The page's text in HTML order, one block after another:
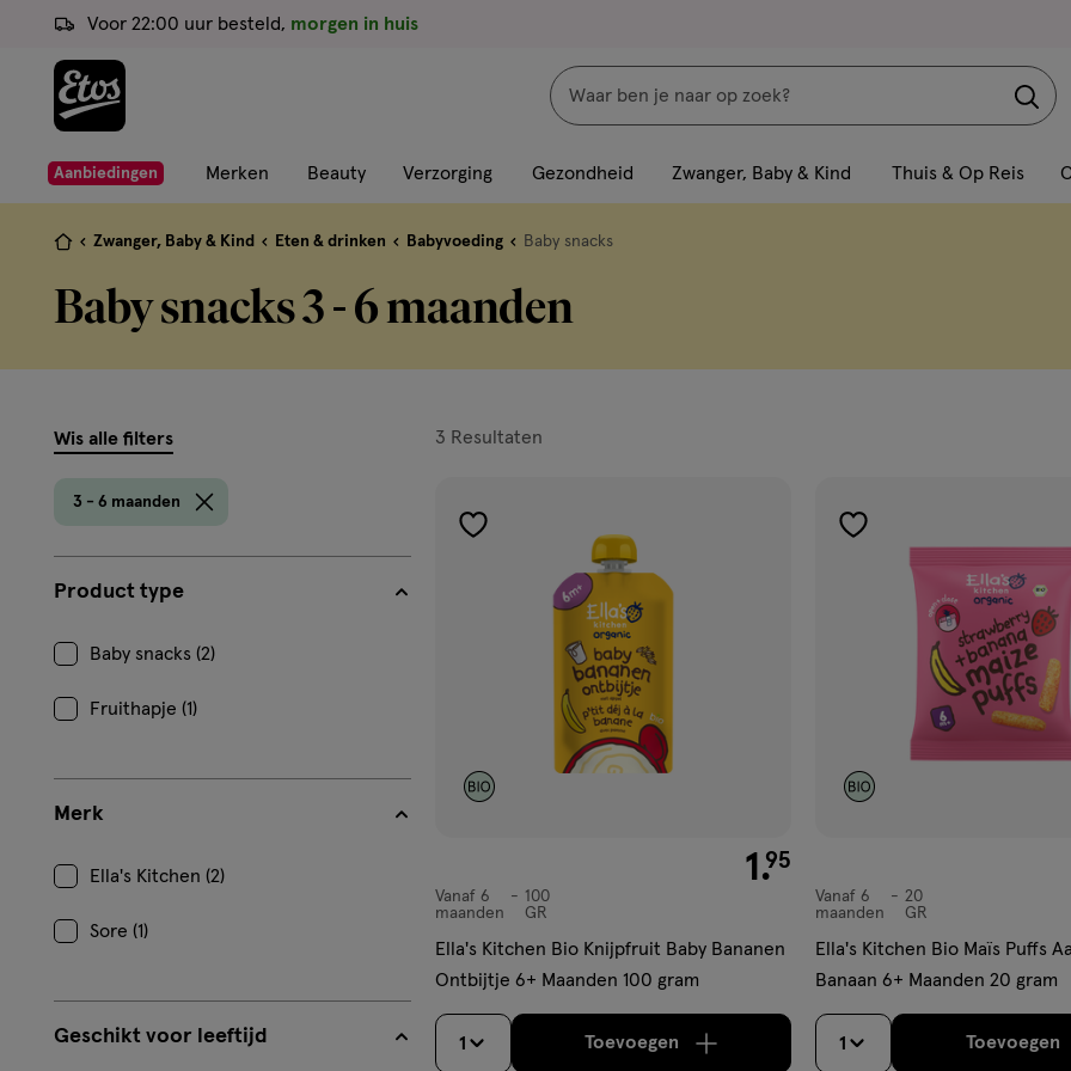
ga
de
hoofd
ga
naar
de
ga
naar
Voor 22:00 uur besteld, morgen in huis
Zoeken
met
dit
een
volledig
Aanbiedingen Merken Beauty Verzorging Gezondheid Zwanger, Baby & Kind Thuis & Op Reis
Je
hier:
Zwanger, Baby & Kind Eten & drinken Babyvoeding Baby snacks
Baby snacks 3 - 6 maanden
filters
Wis alle filters
3 - 6 maanden
Product type
Baby snacks (2)
Fruithapje (1)
Merk
Ella's Kitchen (2)
Sore (1)
Geschikt voor leeftijd
3 Resultaten
producten
toevoegen
verlanglijst
€ 1.95
1 .95
Vanaf
maanden,
Vanaf 6
maanden
100
GR
Ella's Kitchen Bio Knijpfruit Baby Bananen
Ontbijtje 6+ Maanden 100 gram
1 Toevoegenverhoog aantal met één, Limiet bereikt.Je kan
toevoegen
verlanglijst
Vanaf
maanden,
Vanaf 6
maanden
20
GR
Ella's Kitchen Bio Maïs Puffs
Banaan 6+ Maanden 20 gram
1 Toevoegen